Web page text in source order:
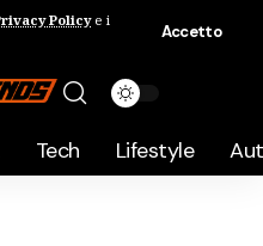
Policye i
Accetto
Tech Lifestyle